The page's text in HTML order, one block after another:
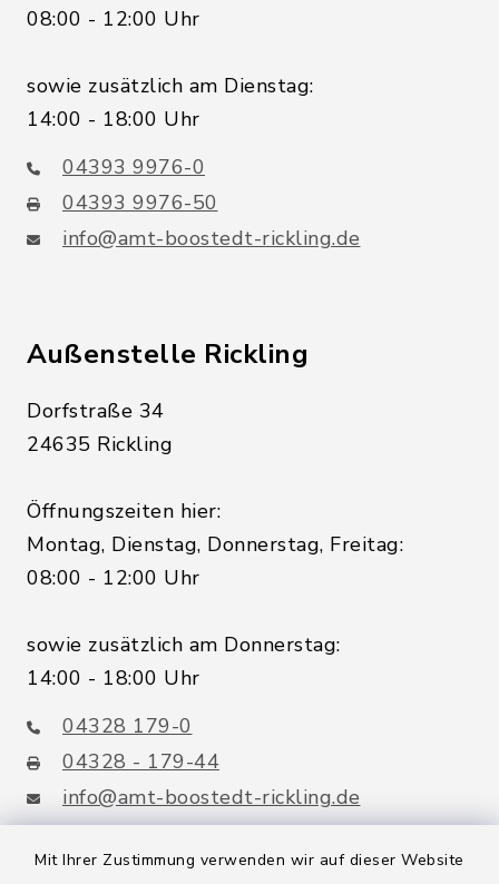
Mit Ihrer Zustimmung verwenden wir auf dieser Website
08:00 - 12:00 Uhr
sowie zusätzlich am Dienstag:
14:00 - 18:00 Uhr
04393 9976-0
04393 9976-50
info@amt-boostedt-rickling.de
Außenstelle Rickling
Dorfstraße 34
24635 Rickling
Öffnungszeiten hier:
Montag, Dienstag, Donnerstag, Freitag:
08:00 - 12:00 Uhr
sowie zusätzlich am Donnerstag:
14:00 - 18:00 Uhr
04328 179-0
04328 - 179-44
info@amt-boostedt-rickling.de